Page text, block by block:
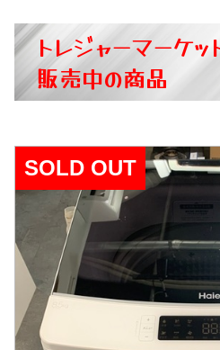
トレジャーマーケッ
販売中の商品
SOLD OUT